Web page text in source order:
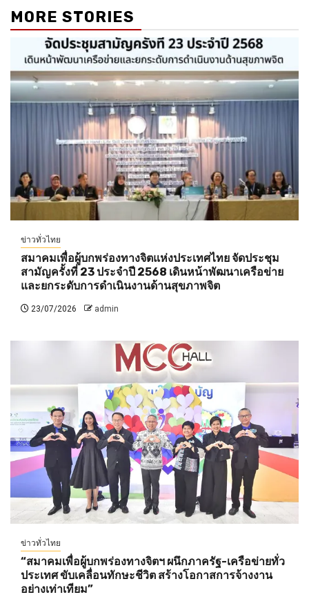
MORE STORIES
ข่าวทั่วไทย
สมาคมเพื่อผู้บกพร่องทางจิตแห่งประเทศไทย จัดประชุม
สามัญครั้งที่ 23 ประจำปี 2568 เดินหน้าพัฒนาเครือข่าย
และยกระดับการดำเนินงานด้านสุขภาพจิต
23/07/2026 admin
ข่าวทั่วไทย
“สมาคมเพื่อผู้บกพร่องทางจิตฯ ผนึกภาครัฐ-เครือข่ายทั่ว
ประเทศ ขับเคลื่อนทักษะชีวิต สร้างโอกาสการจ้างงาน
อย่างเท่าเทียม”